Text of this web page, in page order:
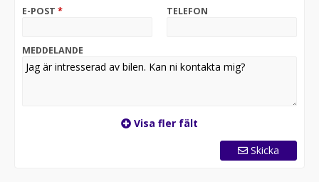
läggas till mot extra kostnad. Det angivna priset gäller
Vi erbjuder olika finansieringslösningar.
E-POST * TELEFON
MEDDELANDE
Visa fler fält
Skicka